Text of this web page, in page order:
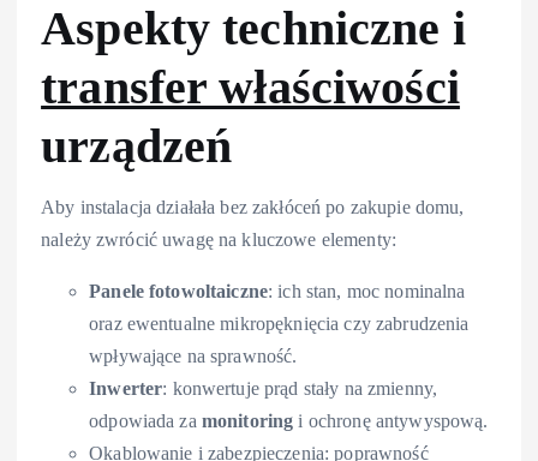
Aspekty techniczne i
transfer właściwości
urządzeń
Aby instalacja działała bez zakłóceń po zakupie domu,
należy zwrócić uwagę na kluczowe elementy:
Panele fotowoltaiczne: ich stan, moc nominalna
oraz ewentualne mikropęknięcia czy zabrudzenia
wpływające na sprawność.
Inwerter: konwertuje prąd stały na zmienny,
odpowiada za monitoring i ochronę antywyspową.
Okablowanie i zabezpieczenia: poprawność